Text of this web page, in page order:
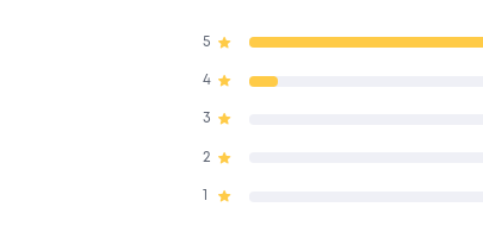
5
4
3
2